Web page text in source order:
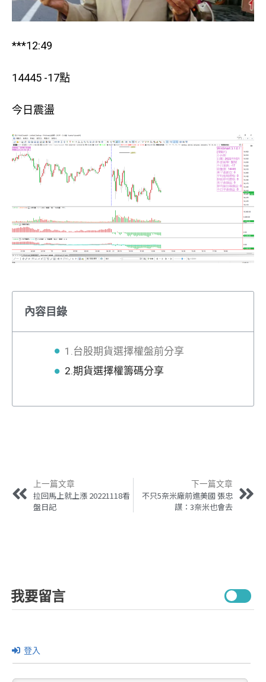
***12:49
14445 -17點
今日震盪
內容目錄
1.台股期貨選擇權盤前分享
2.期貨選擇權籌碼分享
上一篇文章
拉回馬上就上漲 20221118看
盤日記
下一篇文章
不只5奈米廠前進美國 張忠
謀：3奈米也會去
我要留言
登入